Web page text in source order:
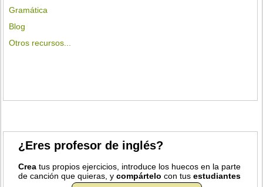
Gramática
Blog
Otros recursos...
¿Eres profesor de inglés?
Crea tus propios ejercicios, introduce los huecos en la parte
de canción que quieras, ycompártelo con tusestudiantes